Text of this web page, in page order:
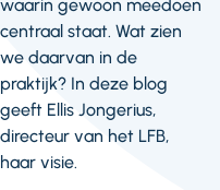
waarin gewoon meedoen
centraal staat. Wat zien
we daarvan in de
praktijk? In deze blog
geeft Ellis Jongerius,
directeur van het LFB,
haar visie.